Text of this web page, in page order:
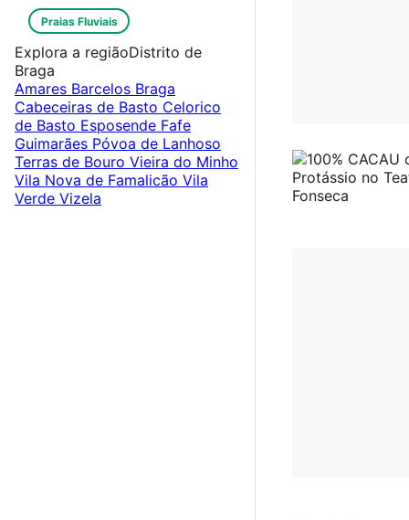
Praias Fluviais
Explora a regiãoDistrito de
Braga
Amares Barcelos Braga
Cabeceiras de Basto Celorico
de Basto Esposende Fafe
Guimarães Póvoa de Lanhoso
Terras de Bouro Vieira do Minho
Vila Nova de Famalicão Vila
Verde Vizela